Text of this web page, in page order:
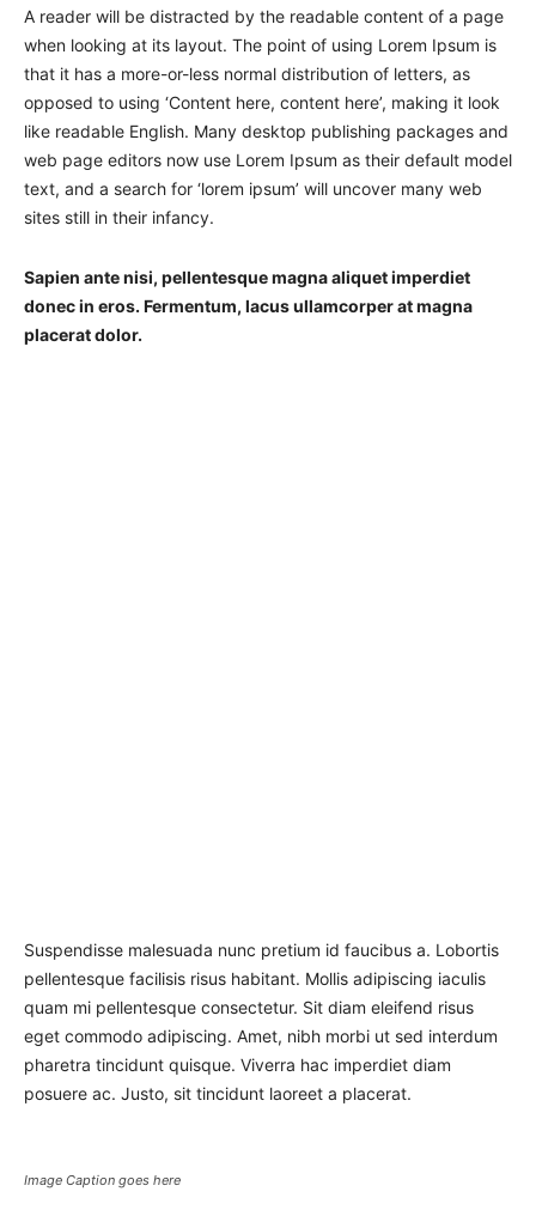
A reader will be distracted by the readable content of a page
when looking at its layout. The point of using Lorem Ipsum is
that it has a more-or-less normal distribution of letters, as
opposed to using ‘Content here, content here’, making it look
like readable English. Many desktop publishing packages and
web page editors now use Lorem Ipsum as their default model
text, and a search for ‘lorem ipsum’ will uncover many web
sites still in their infancy.
Sapien ante nisi, pellentesque magna aliquet imperdiet
donec in eros. Fermentum, lacus ullamcorper at magna
placerat dolor.
Suspendisse malesuada nunc pretium id faucibus a. Lobortis
pellentesque facilisis risus habitant. Mollis adipiscing iaculis
quam mi pellentesque consectetur. Sit diam eleifend risus
eget commodo adipiscing. Amet, nibh morbi ut sed interdum
pharetra tincidunt quisque. Viverra hac imperdiet diam
posuere ac. Justo, sit tincidunt laoreet a placerat.
Image Caption goes here